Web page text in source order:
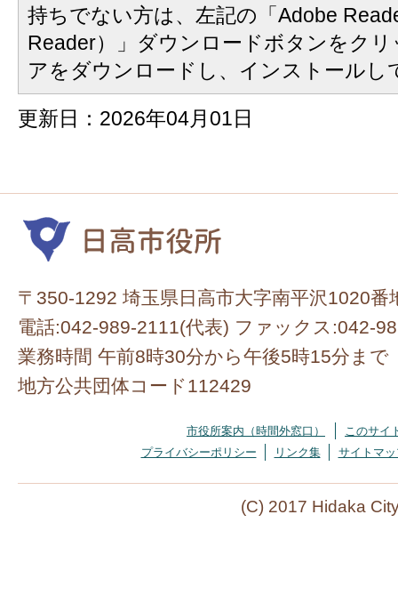
持ちでない方は、左記の「Adobe
Reader）」ダウンロードボタンをク
アをダウンロードし、インストールし
更新日：2026年04月01日
〒350-1292 埼玉県日高市大字南平沢1020番
電話:042-989-2111(代表) ファックス:042-
業務時間 午前8時30分から午後5時15分まで
地方公共団体コード112429
市役所案内（時間外窓口）
このサイ
プライバシーポリシー
リンク集 サイトマッ
(C) 2017 Hidaka